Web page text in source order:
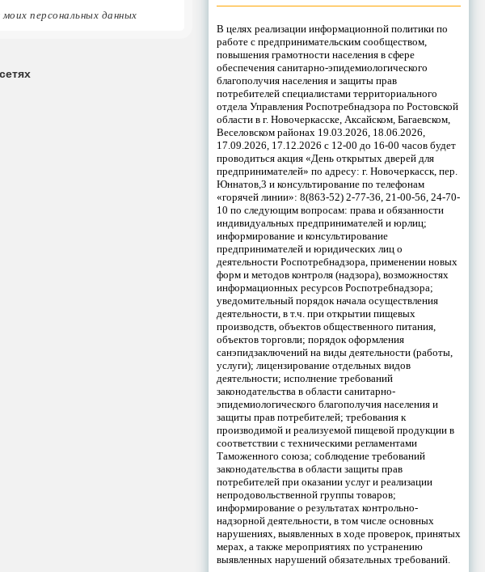
персональных данных
В целях реализации информационной политики по
работе с предпринимательским сообществом,
повышения грамотности населения в сфере
обеспечения санитарно-эпидемиологического
благополучия населения и защиты прав
потребителей специалистами территориального
отдела Управления Роспотребнадзора по Ростовской
области в г. Новочеркасске, Аксайском, Багаевском,
Веселовском районах 19.03.2026, 18.06.2026,
17.09.2026, 17.12.2026 с 12-00 до 16-00 часов будет
проводиться акция «День открытых дверей для
предпринимателей» по адресу: г. Новочеркасск, пер.
Юннатов,3 и консультирование по телефонам
«горячей линии»: 8(863-52) 2-77-36, 21-00-56, 24-70-
10 по следующим вопросам: права и обязанности
индивидуальных предпринимателей и юрлиц;
информирование и консультирование
предпринимателей и юридических лиц о
деятельности Роспотребнадзора, применении новых
форм и методов контроля (надзора), возможностях
информационных ресурсов Роспотребнадзора;
уведомительный порядок начала осуществления
деятельности, в т.ч. при открытии пищевых
производств, объектов общественного питания,
объектов торговли; порядок оформления
санэпидзаключений на виды деятельности (работы,
услуги); лицензирование отдельных видов
деятельности; исполнение требований
законодательства в области санитарно-
эпидемиологического благополучия населения и
защиты прав потребителей; требования к
производимой и реализуемой пищевой продукции в
соответствии с техническими регламентами
Таможенного союза; соблюдение требований
законодательства в области защиты прав
потребителей при оказании услуг и реализации
непродовольственной группы товаров;
информирование о результатах контрольно-
надзорной деятельности, в том числе основных
нарушениях, выявленных в ходе проверок, принятых
мерах, а также мероприятиях по устранению
выявленных нарушений обязательных требований.